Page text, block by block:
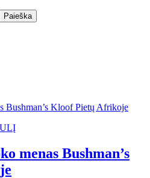
menas Bushman’s